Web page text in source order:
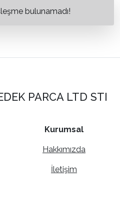
bulunamadı!
PARCA LTD STI
Kurumsal
Hakkımızda
İletişim